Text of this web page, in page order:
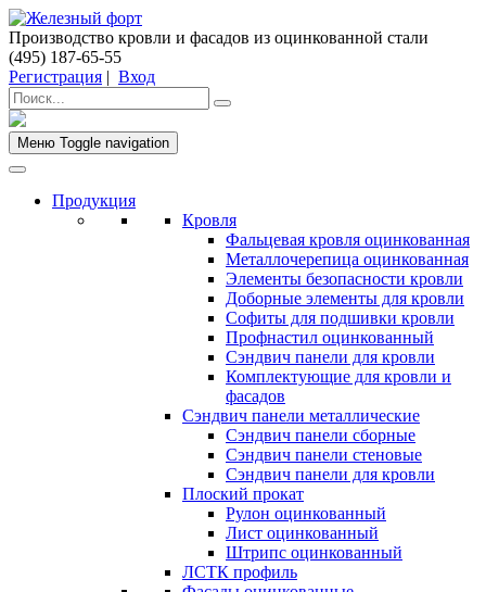
Производство кровли и фасадов из оцинкованной стали
(495) 187-65-55
Регистрация | Вход
Меню Toggle navigation
Продукция
Кровля
Фальцевая кровля оцинкованная
Металлочерепица оцинкованная
Элементы безопасности кровли
Доборные элементы для кровли
Софиты для подшивки кровли
Профнастил оцинкованный
Сэндвич панели для кровли
Комплектующие для кровли и
фасадов
Сэндвич панели металлические
Сэндвич панели сборные
Сэндвич панели стеновые
Сэндвич панели для кровли
Плоский прокат
Рулон оцинкованный
Лист оцинкованный
Штрипс оцинкованный
ЛСТК профиль